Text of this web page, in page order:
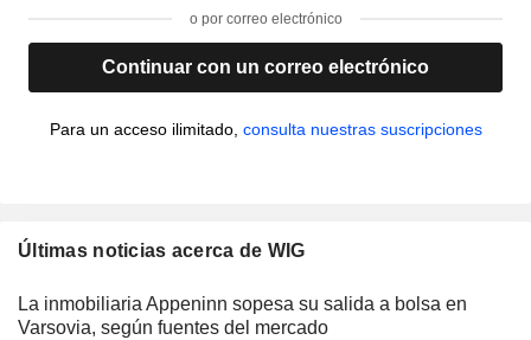
o por correo electrónico
Continuar con un correo electrónico
Para un acceso ilimitado, consulta nuestras suscripciones
Últimas noticias acerca de WIG
La inmobiliaria Appeninn sopesa su salida a bolsa en
Varsovia, según fuentes del mercado